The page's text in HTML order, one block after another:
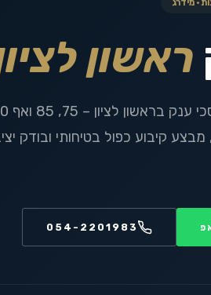
ראשון
קיבוע כפול בטיחותי ובודק
054-2201983